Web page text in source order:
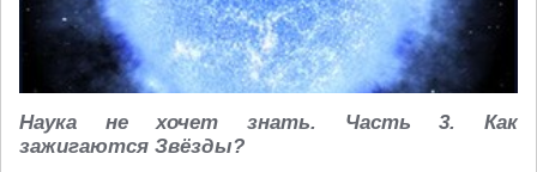
Наука не хочет знать. Часть 3. Как
зажигаются Звёзды?